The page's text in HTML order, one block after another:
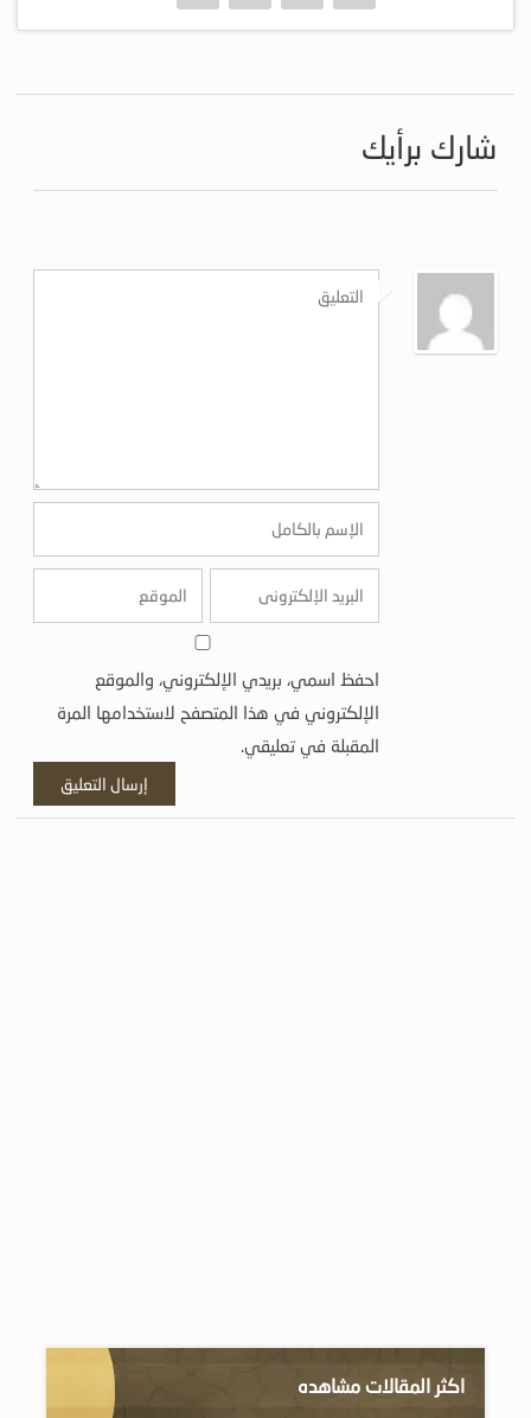
شارك برأيك
احفظ اسمي، بريدي الإلكتروني، والموقع
الإلكتروني في هذا المتصفح لاستخدامها المرة
المقبلة في تعليقي.
اكثر المقالات مشاهده